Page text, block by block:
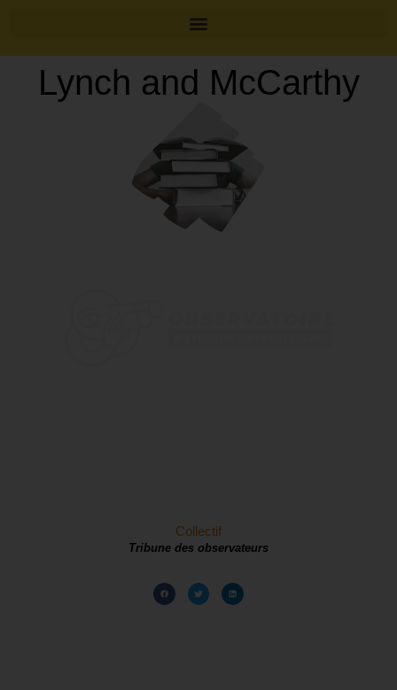
Lynch and McCarthy
Collectif
Tribune des observateurs